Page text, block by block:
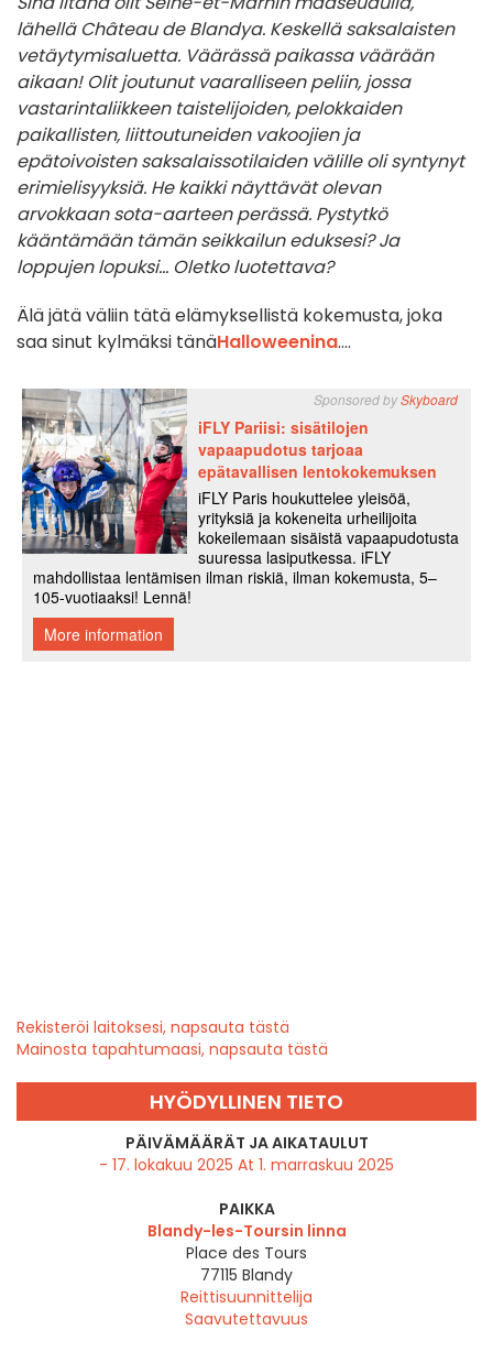
lähellä Château de Blandya. Keskellä saksalaisten
vetäytymisaluetta. Väärässä paikassa väärään
aikaan! Olit joutunut vaaralliseen peliin, jossa
vastarintaliikkeen taistelijoiden, pelokkaiden
paikallisten, liittoutuneiden vakoojien ja
epätoivoisten saksalaissotilaiden välille oli syntynyt
erimielisyyksiä. He kaikki näyttävät olevan
arvokkaan sota-aarteen perässä. Pystytkö
kääntämään tämän seikkailun eduksesi? Ja
loppujen lopuksi... Oletko luotettava?
Älä jätä väliin tätä elämyksellistä kokemusta, joka
saa sinut kylmäksi tänäHalloweenina....
Rekisteröi laitoksesi, napsauta tästä
Mainosta tapahtumaasi, napsauta tästä
HYÖDYLLINEN TIETO
PÄIVÄMÄÄRÄT JA AIKATAULUT
- 17. lokakuu 2025 At 1. marraskuu 2025
PAIKKA
Blandy-les-Toursin linna
Place des Tours
77115 Blandy
Reittisuunnittelija
Saavutettavuus